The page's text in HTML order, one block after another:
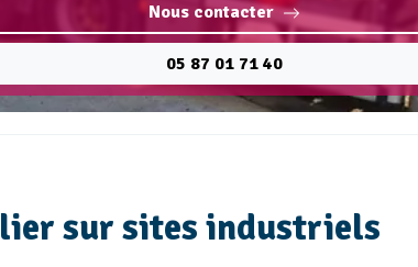
Nous contacter
05 87 01 71 40
sur sites industriels